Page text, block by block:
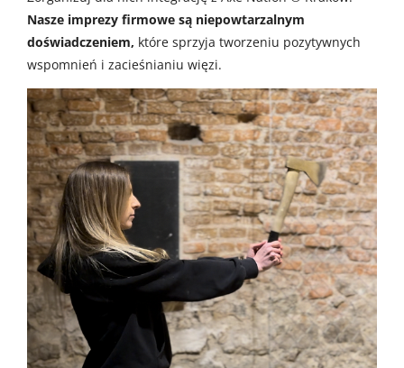
Nasze imprezy firmowe są niepowtarzalnym
doświadczeniem, które sprzyja tworzeniu pozytywnych
wspomnień i zacieśnianiu więzi.